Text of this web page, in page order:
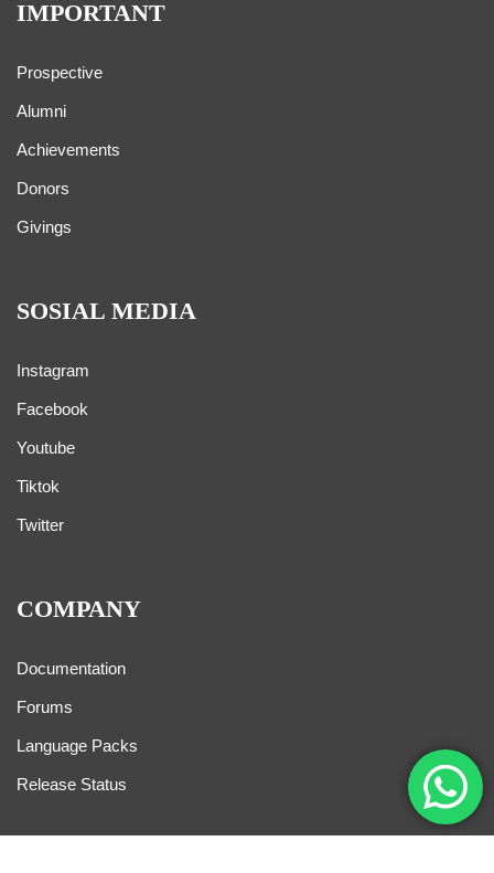
IMPORTANT
Prospective
Alumni
Achievements
Donors
Givings
SOSIAL MEDIA
Instagram
Facebook
Youtube
Tiktok
Twitter
COMPANY
Documentation
Forums
Language Packs
Release Status